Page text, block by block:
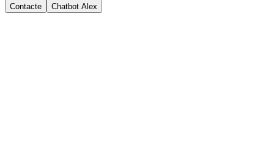
Contacte Chatbot Alex